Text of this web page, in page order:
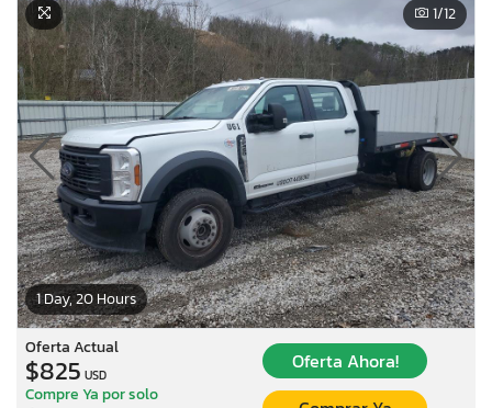
1 Day, 20 Hours
1/12
Oferta Actual
$825 USD
Oferta Ahora!
Compre Ya por solo